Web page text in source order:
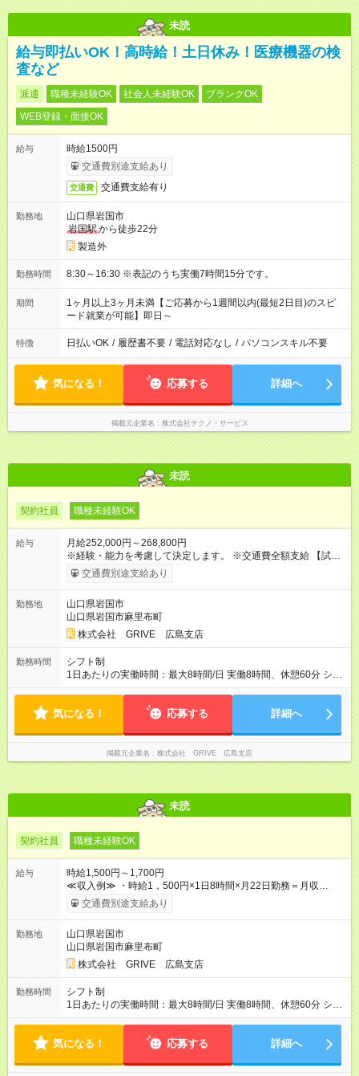
未読
給与即払いOK！高時給！土日休み！医療機器の検
査など
派遣 職種未経験OK 社会人未経験OK
ブランクOK
WEB登録・面接OK
給与
時給1500円
交通費別途支給あり
交通費 交通費支給有り
勤務地
山口県岩国市
岩国駅から徒歩22分
製造外
勤務時間 8:30～16:30 ※表記のうち実働7時間15分です。
期間
1ヶ月以上3ヶ月未満【ご応募から1週間以内(最短2日目)のスピ
ード就業が可能】即日～
特徴 日払いOK / 履歴書不要 / 電話対応なし / パソコンスキル不要
気になる！ 応募する 詳細へ
掲載元企業名 株式会社テクノ・サービス
未読
契約社員 職種未経験OK
給与
月給252,000円～268,800円
※経験・能力を考慮して決定します。 ※交通費全額支給 【試用
期間】試用期間あり 試用期間の長さ：3ヶ月 雇用形態、給与は
本採用時と同じです。
交通費別途支給あり
勤務地
山口県岩国市
山口県岩国市麻里布町
株式会社 GRIVE 広島支店
勤務時間
シフト制
1日あたりの実働時間：最大8時間/日 実働8時間、休憩60分 シフ
ト例 10：00~19：00 11：00~20：00 シフトに準ずる形となり
事もプライベートも充実させたい方にはピッタリです！
気になる！ 応募する 詳細へ
掲載元企業名 株式会社 GRIVE 広島支店
未読
契約社員 職種未経験OK
給与
時給1,500円～1,700円
≪収入例≫ ・時給1，500円×1日8時間×月22日勤務＝月収
264，000円 ・時給1，700円×1日8時間×月22日勤務＝月収
交通費別途支給あり
勤務地
山口県岩国市
山口県岩国市麻里布町
株式会社 GRIVE 広島支店
勤務時間
シフト制
1日あたりの実働時間：最大8時間/日 実働8時間、休憩60分 シフ
ト例 10：00~19：00 11：00~20：00 シフトに準ずる形となり
気になる！ 応募する 詳細へ